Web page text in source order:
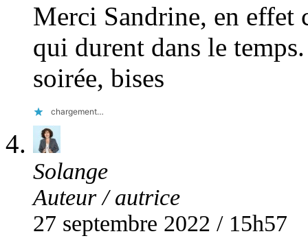
Merci Sandrine, en effet
qui durent dans le
soirée, bises
chargement…
Solange
Auteur / autrice
27 septembre 2022 / 15h57